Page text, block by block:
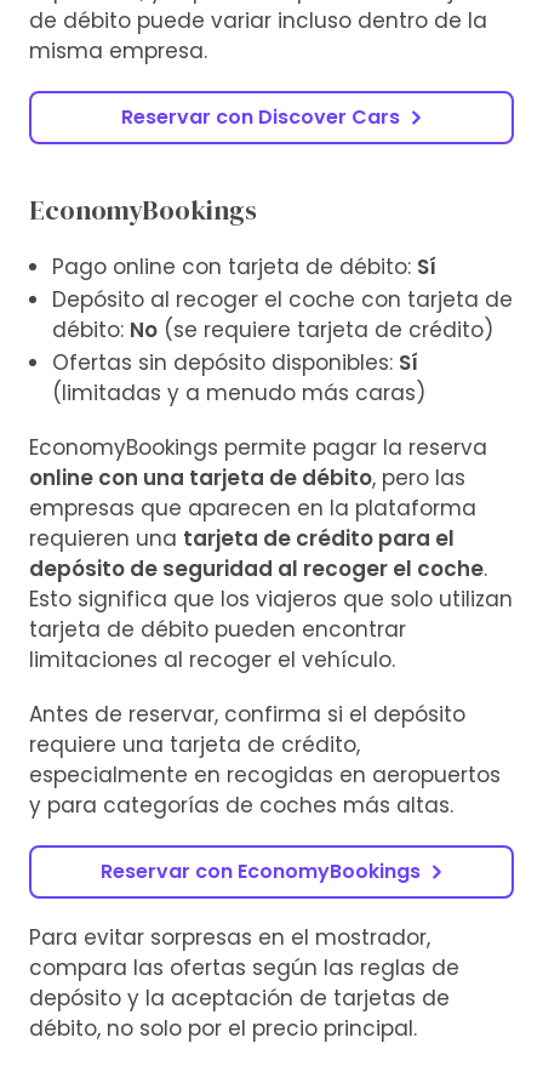
de débito puede variar incluso dentro de la
misma empresa.
Reservar con Discover Cars
EconomyBookings
Pago online con tarjeta de débito: Sí
Depósito al recoger el coche con tarjeta de
débito: No (se requiere tarjeta de crédito)
Ofertas sin depósito disponibles: Sí
(limitadas y a menudo más caras)
EconomyBookings permite pagar la reserva
online con una tarjeta de débito, pero las
empresas que aparecen en la plataforma
requieren una tarjeta de crédito para el
depósito de seguridad al recoger el coche.
Esto significa que los viajeros que solo utilizan
tarjeta de débito pueden encontrar
limitaciones al recoger el vehículo.
Antes de reservar, confirma si el depósito
requiere una tarjeta de crédito,
especialmente en recogidas en aeropuertos
y para categorías de coches más altas.
Reservar con EconomyBookings
Para evitar sorpresas en el mostrador,
compara las ofertas según las reglas de
depósito y la aceptación de tarjetas de
débito, no solo por el precio principal.